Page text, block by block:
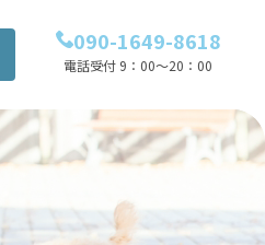
090-1649-8618
電話受付 9：00～20：00